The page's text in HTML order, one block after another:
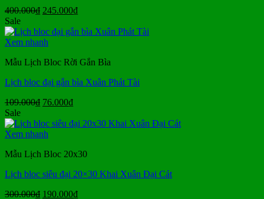
400.000₫ Giá
là:
400.000₫.
245.000₫Giá
tại
Sale
Xem nhanh
Mẫu Lịch Bloc Rời Gắn Bìa
Lịch bloc đại gắn bìa Xuân Phát Tài
109.000₫ Giá
là:
109.000₫.
76.000₫Giá
tại
Sale
Xem nhanh
Mẫu Lịch Bloc 20x30
Lịch bloc siêu đại 20×30 Khai Xuân Đại Cát
300.000₫ Giá
190.000₫Giá